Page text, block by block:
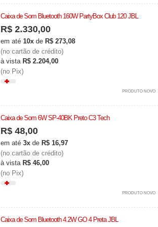
Caixa de Som Bluetooth 160W PartyBox Club 120 JBL
R$ 2.330,00
em até 10x de R$ 273,08
(no cartão de crédito)
à vista R$ 2.204,00
(no Pix)
PRODUTO NOVO
Caixa de Som 6W SP-40BK Preto C3 Tech
R$ 48,00
em até 3x de R$ 16,97
(no cartão de crédito)
à vista R$ 46,00
(no Pix)
PRODUTO NOVO
Caixa de Som Bluetooth 4.2W GO 4 Preta JBL